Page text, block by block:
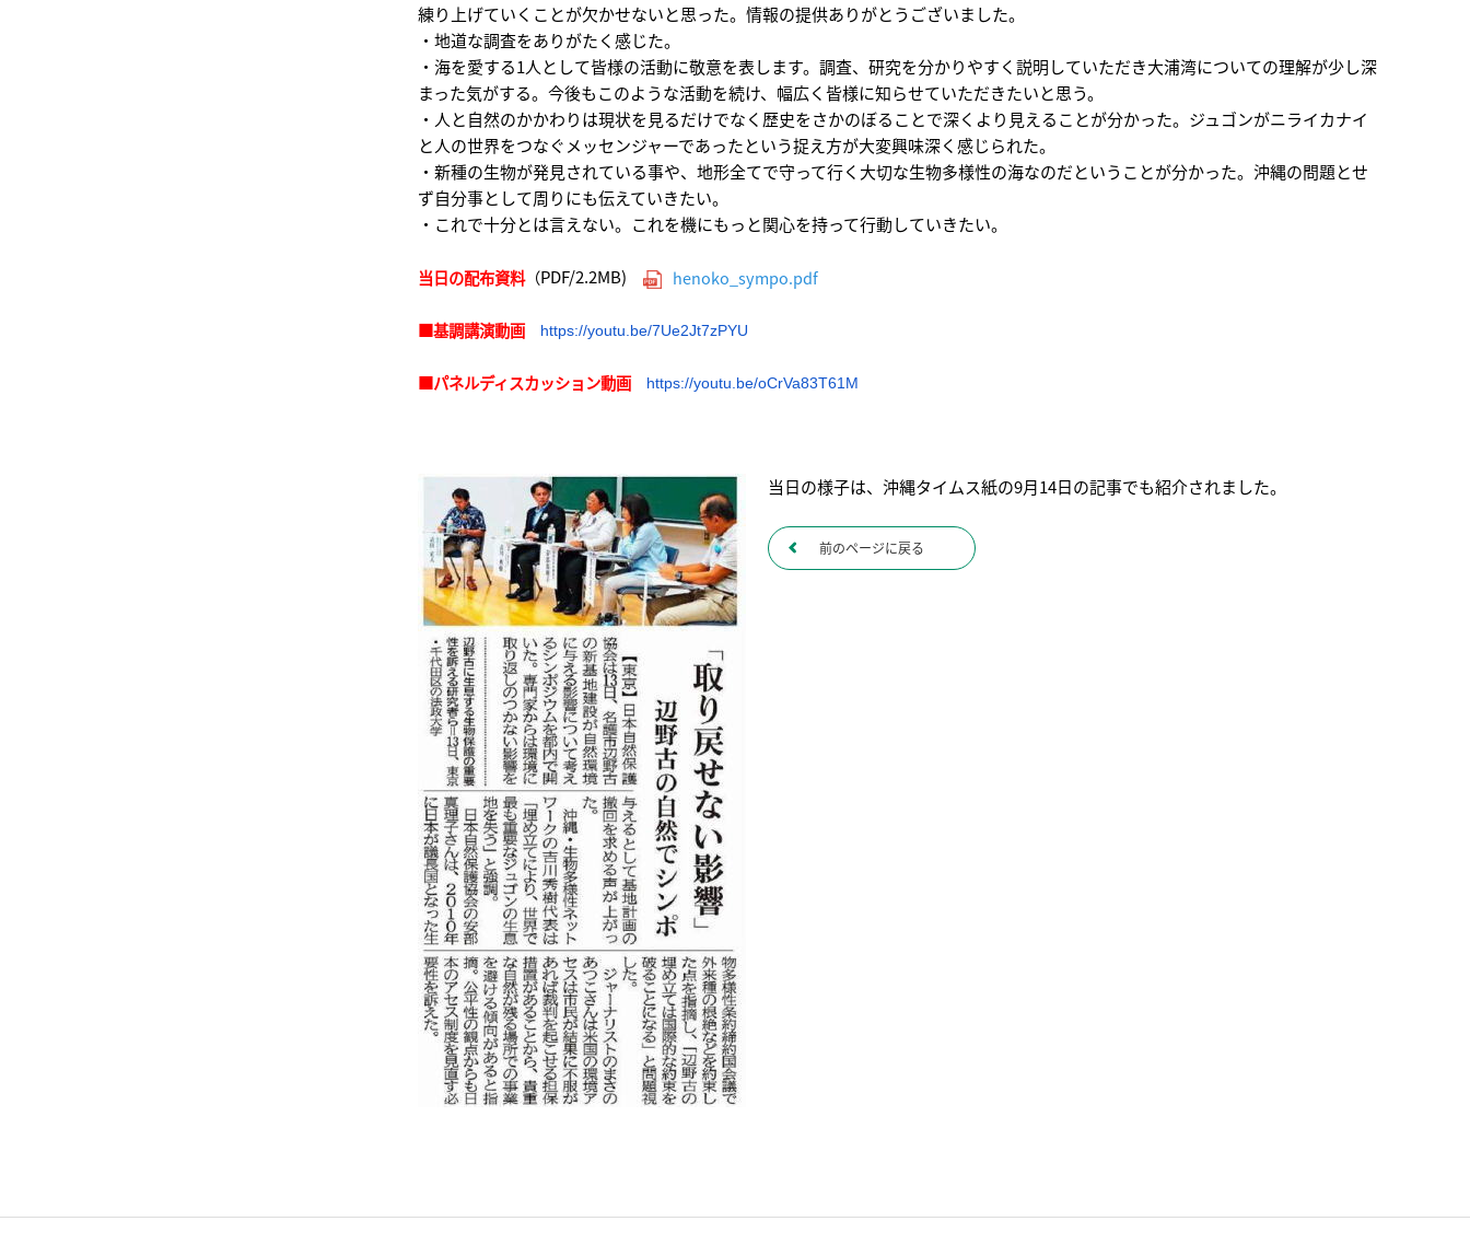
練り上げていくことが欠かせないと思った。情報の提供ありがとうございました。
・地道な調査をありがたく感じた。
・海を愛する1人として皆様の活動に敬意を表します。調査、研究を分かりやすく説明していただき大浦湾についての理解が少し深
まった気がする。今後もこのような活動を続け、幅広く皆様に知らせていただきたいと思う。
・人と自然のかかわりは現状を見るだけでなく歴史をさかのぼることで深くより見えることが分かった。ジュゴンがニライカナイ
と人の世界をつなぐメッセンジャーであったという捉え方が大変興味深く感じられた。
・新種の生物が発見されている事や、地形全てで守って行く大切な生物多様性の海なのだということが分かった。沖縄の問題とせ
ず自分事として周りにも伝えていきたい。
・これで十分とは言えない。これを機にもっと関心を持って行動していきたい。
当日の配布資料（PDF/2.2MB) henoko_sympo.pdf
■基調講演動画 https://youtu.be/7Ue2Jt7zPYU
■パネルディスカッション動画 https://youtu.be/oCrVa83T61M
当日の様子は、沖縄タイムス紙の9月14日の記事でも紹介されました。
前のページに戻る